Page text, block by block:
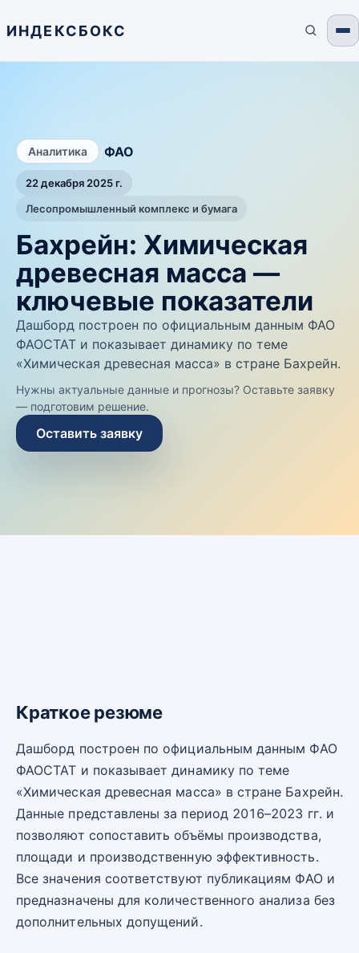
ИНДЕКСБОКС
Аналитика ФАО
22 декабря 2025 г.
Лесопромышленный комплекс и бумага
Бахрейн: Химическая
древесная масса —
ключевые показатели
Дашборд построен по официальным данным ФАО
ФАОСТАТ и показывает динамику по теме
«Химическая древесная масса» в стране Бахрейн.
Нужны актуальные данные и прогнозы? Оставьте заявку
— подготовим решение.
Оставить заявку
Краткое резюме
Дашборд построен по официальным данным ФАО
ФАОСТАТ и показывает динамику по теме
«Химическая древесная масса» в стране Бахрейн.
Данные представлены за период 2016–2023 гг. и
позволяют сопоставить объёмы производства,
площади и производственную эффективность.
Все значения соответствуют публикациям ФАО и
предназначены для количественного анализа без
дополнительных допущений.